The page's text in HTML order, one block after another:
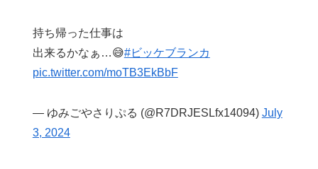
持ち帰った仕事は
出来るかなぁ…😅#ビッケブランカ
pic.twitter.com/moTB3EkBbF
— ゆみごやさりぷる (@R7DRJESLfx14094) July
3, 2024